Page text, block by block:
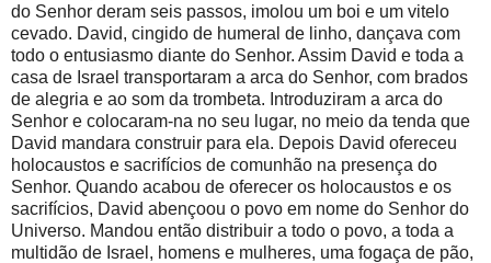
do Senhor deram seis passos, imolou um boi e um vitelo
cevado. David, cingido de humeral de linho, dançava com
todo o entusiasmo diante do Senhor. Assim David e toda a
casa de Israel transportaram a arca do Senhor, com brados
de alegria e ao som da trombeta. Introduziram a arca do
Senhor e colocaram-na no seu lugar, no meio da tenda que
David mandara construir para ela. Depois David ofereceu
holocaustos e sacrifícios de comunhão na presença do
Senhor. Quando acabou de oferecer os holocaustos e os
sacrifícios, David abençoou o povo em nome do Senhor do
Universo. Mandou então distribuir a todo o povo, a toda a
multidão de Israel, homens e mulheres, uma fogaça de pão,